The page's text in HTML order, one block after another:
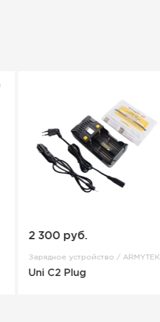
2 300 руб.
Зарядное устройство / ARMYTEK
Uni C2 Plug